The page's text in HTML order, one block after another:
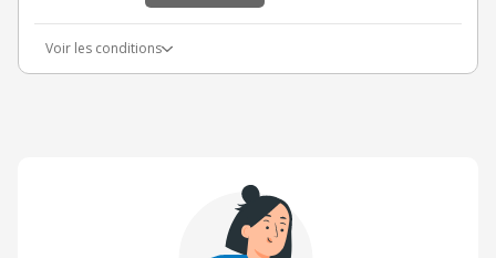
Voir les conditions